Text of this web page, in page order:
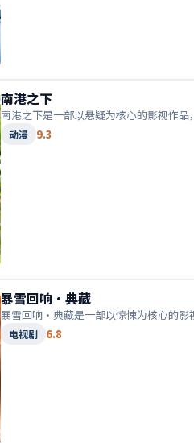
南港之下
南港之下是一部以悬疑为核心的影视作品
动漫 9.3
暴雪回响·典藏
暴雪回响·典藏是一部以惊悚为核心的影
电视剧 6.8